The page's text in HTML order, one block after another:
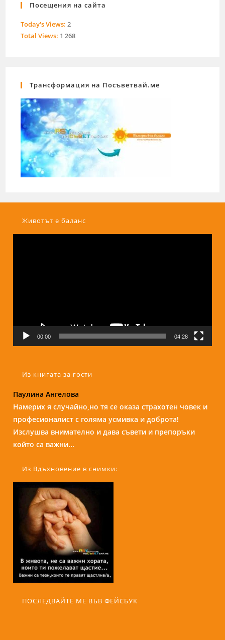
Посещения на сайта
Today's Views:2
Total Views: 1 268
Трансформация на Посъветвай.ме
Животът е баланс
00:00 04:28
Из книгата за гости
Паулина Ангелова
Намерих я случайно,но тя се оказа страхотен човек и
професионалист с голяма усмивка и доброта!
Изслушва внимателно и дава съвети и препоръки
който са важни...
Надежда Б.
Бори е изключителен човек и специалист. С
присъствието и усмивката си те кара да се чувстваш
спокойно и уютно сякаш си на кафе с приятелка....